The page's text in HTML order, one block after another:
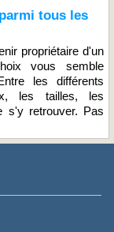
tous les
propriétaire d'un
vous semble
les différents
les tailles, les
s'y retrouver. Pas